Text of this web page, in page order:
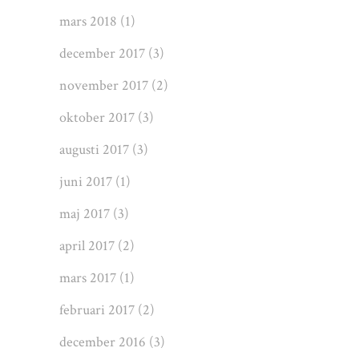
mars 2018 (1)
december 2017 (3)
november 2017 (2)
oktober 2017 (3)
augusti 2017 (3)
juni 2017 (1)
maj 2017 (3)
april 2017 (2)
mars 2017 (1)
februari 2017 (2)
december 2016 (3)